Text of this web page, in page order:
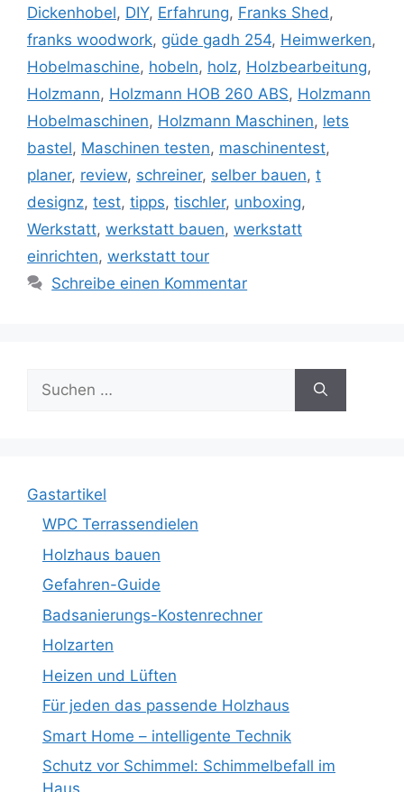
Dickenhobel, DIY, Erfahrung, Franks Shed ,
franks woodwork, güde gadh 254, Heimwerken,
Hobelmaschine, hobeln, holz, Holzbearbeitung,
Holzmann, Holzmann HOB 260 ABS, Holzmann
Hobelmaschinen, Holzmann Maschinen, lets
bastel, Maschinen testen, maschinentest,
planer, review, schreiner, selber bauen, t
designz, test, tipps, tischler, unboxing,
Werkstatt, werkstatt bauen, werkstatt
einrichten, werkstatt tour
Schreibe einen Kommentar
nach:
Gastartikel
WPC Terrassendielen
Holzhaus bauen
Gefahren-Guide
Badsanierungs-Kostenrechner
Holzarten
Heizen und Lüften
Für jeden das passende Holzhaus
Smart Home – intelligente Technik
Schutz vor Schimmel: Schimmelbefall im
Haus